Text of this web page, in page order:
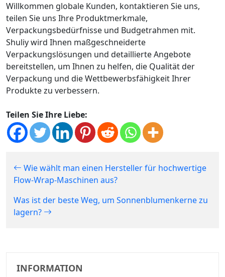
Willkommen globale Kunden, kontaktieren Sie uns,
teilen Sie uns Ihre Produktmerkmale,
Verpackungsbedürfnisse und Budgetrahmen mit.
Shuliy wird Ihnen maßgeschneiderte
Verpackungslösungen und detaillierte Angebote
bereitstellen, um Ihnen zu helfen, die Qualität der
Verpackung und die Wettbewerbsfähigkeit Ihrer
Produkte zu verbessern.
Teilen Sie Ihre Liebe:
Wie wählt man einen Hersteller für hochwertige
Flow-Wrap-Maschinen aus?
Was ist der beste Weg, um Sonnenblumenkerne zu
lagern?
INFORMATION